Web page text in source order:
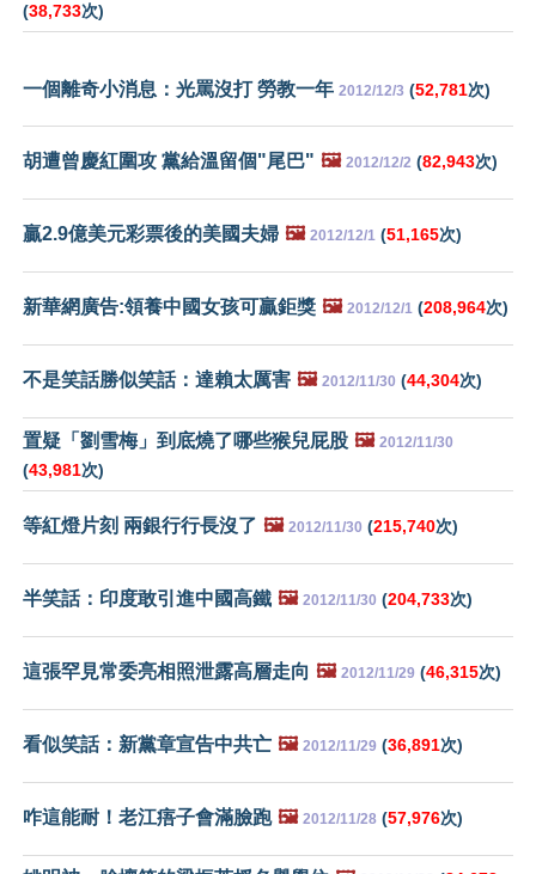
(38,733次)
一個離奇小消息：光罵沒打 勞教一年 2012/12/3 (52,781次)
胡遭曾慶紅圍攻 黨給溫留個"尾巴" 🖼️ 2012/12/2 (82,943次)
贏2.9億美元彩票後的美國夫婦 🖼️ 2012/12/1 (51,165次)
新華網廣告:領養中國女孩可贏鉅獎 🖼️ 2012/12/1 (208,964次)
不是笑話勝似笑話：達賴太厲害 🖼️ 2012/11/30 (44,304次)
置疑「劉雪梅」到底燒了哪些猴兒屁股 🖼️ 2012/11/30
(43,981次)
等紅燈片刻 兩銀行行長沒了 🖼️ 2012/11/30 (215,740次)
半笑話：印度敢引進中國高鐵 🖼️ 2012/11/30 (204,733次)
這張罕見常委亮相照泄露高層走向 🖼️ 2012/11/29 (46,315次)
看似笑話：新黨章宣告中共亡 🖼️ 2012/11/29 (36,891次)
咋這能耐！老江痦子會滿臉跑 🖼️ 2012/11/28 (57,976次)